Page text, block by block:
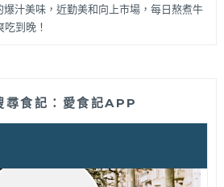
汁美味，近勤美和向上市場，每日熬煮牛
到晚！
尋食記：愛食記APP